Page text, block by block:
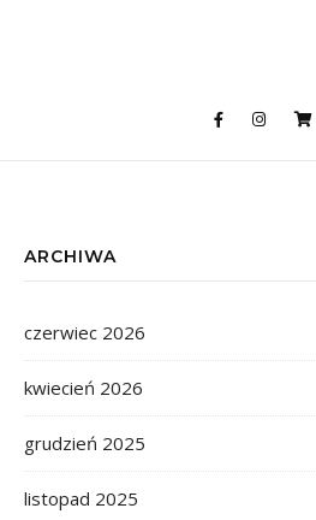
ARCHIWA
czerwiec 2026
kwiecień 2026
grudzień 2025
listopad 2025